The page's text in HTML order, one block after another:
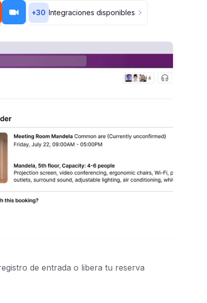
+30 Integraciones disponibles
de entrada o libera tu reserva